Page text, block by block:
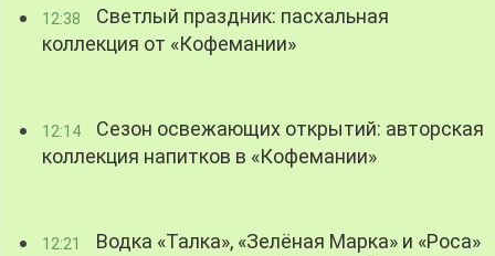
12:38
Светлый праздник: пасхальная
коллекция от «Кофемании»
12:14
Сезон освежающих открытий: авторская
коллекция напитков в «Кофемании»
12:21
Водка «Талка», «Зелёная Марка» и «Роса»